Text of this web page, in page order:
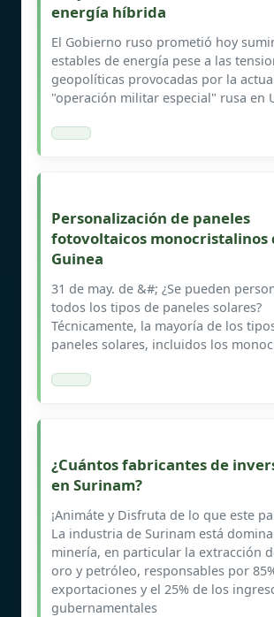
energía híbrida
El Gobierno ruso prometió hoy
estables de energía pese a las
geopolíticas provocadas por la
"operación militar especial" rusa en
Personalización de paneles
fotovoltaicos monocristalinos
Guinea
31 de may. de &#; ¿Se pueden
todos los tipos de paneles solares?
Técnicamente, la mayoría de los
paneles solares, incluidos los
¿Cuántos fabricantes de
en Surinam?
¡Animáte y Disfruta de lo que este
La industria de Surinam está
minería, en particular la extracción
oro y petróleo, responsables por
exportaciones y el 25% de los
gubernamentales